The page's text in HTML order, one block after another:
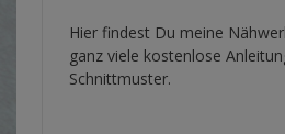
Hier findest Du meine
ganz viele kostenlose
Schnittmuster.